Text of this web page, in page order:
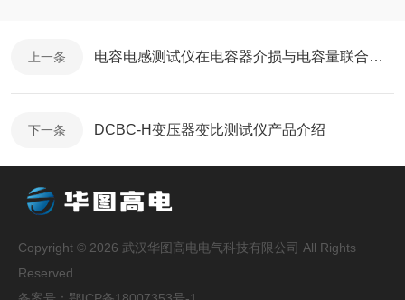
上一条 电容电感测试仪在电容器介损与电容量联合测试中的应用
下一条 DCBC-H变压器变比测试仪产品介绍
Copyright © 2026 武汉华图高电电气科技有限公司 All Rights
Reserved